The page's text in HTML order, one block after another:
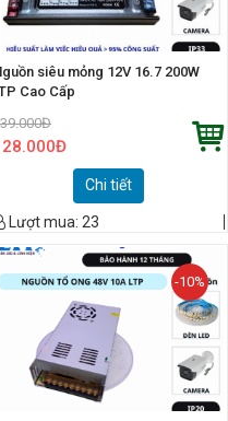
siêu mỏng 12V 16.7 200W
Cao Cấp
Đ
Đ
Chi tiết
Lượt mua: 23
-10%